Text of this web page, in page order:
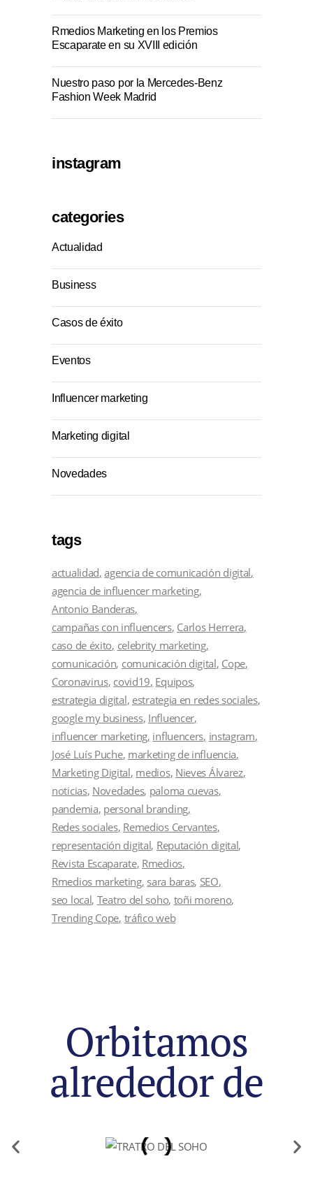
Rmedios Marketing en los Premios
Escaparate en su XVIII edición
Nuestro paso por la Mercedes-Benz
Fashion Week Madrid
instagram
categories
Actualidad
Business
Casos de éxito
Eventos
Influencer marketing
Marketing digital
Novedades
tags
actualidad agencia de comunicación digital
agencia de influencer marketing
Antonio Banderas
campañas con influencers Carlos Herrera
caso de éxito celebrity marketing
comunicación comunicación digital Cope
Coronavirus covid19 Equipos
estrategia digital estrategia en redes sociales
google my business Influencer
influencer marketing influencers instagram
José Luís Puche marketing de influencia
Marketing Digital medios Nieves Álvarez
noticias Novedades paloma cuevas
pandemia personal branding
Redes sociales Remedios Cervantes
representación digital Reputación digital
Revista Escaparate Rmedios
Rmedios marketing sara baras SEO
seo local Teatro del soho toñi moreno
Trending Cope tráfico web
Orbitamos
alrededor de